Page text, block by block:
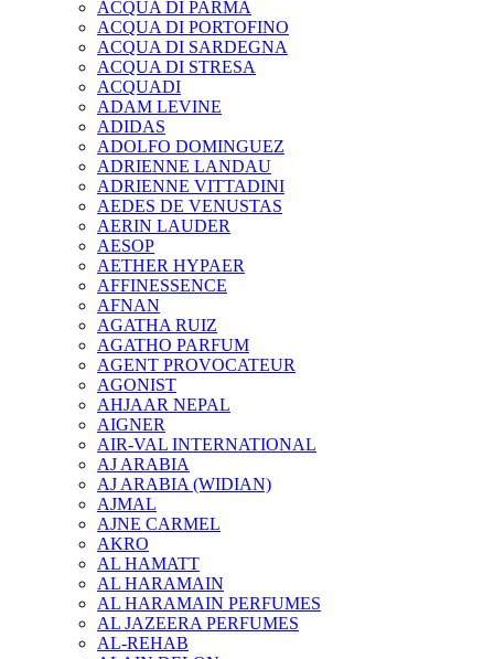
ACQUA DI PARMA
ACQUA DI PORTOFINO
ACQUA DI SARDEGNA
ACQUA DI STRESA
ACQUADI
ADAM LEVINE
ADIDAS
ADOLFO DOMINGUEZ
ADRIENNE LANDAU
ADRIENNE VITTADINI
AEDES DE VENUSTAS
AERIN LAUDER
AESOP
AETHER HYPAER
AFFINESSENCE
AFNAN
AGATHA RUIZ
AGATHO PARFUM
AGENT PROVOCATEUR
AGONIST
AHJAAR NEPAL
AIGNER
AIR-VAL INTERNATIONAL
AJ ARABIA
AJ ARABIA (WIDIAN)
AJMAL
AJNE CARMEL
AKRO
AL HAMATT
AL HARAMAIN
AL HARAMAIN PERFUMES
AL JAZEERA PERFUMES
AL-REHAB